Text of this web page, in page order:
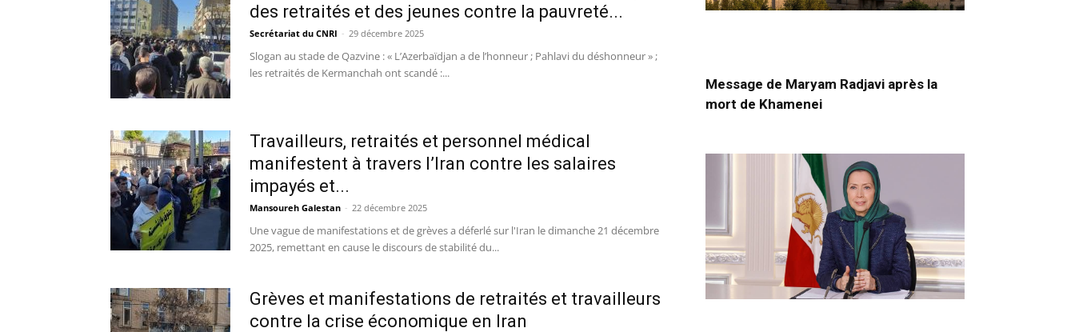
des retraités et des jeunes contre la pauvreté...
Secrétariat du CNRI - 29 décembre 2025
Slogan au stade de Qazvine : « L’Azerbaïdjan a de l’honneur ; Pahlavi du déshonneur » ;
les retraités de Kermanchah ont scandé :...
Travailleurs, retraités et personnel médical
manifestent à travers l’Iran contre les salaires
impayés et...
Mansoureh Galestan - 22 décembre 2025
Une vague de manifestations et de grèves a déferlé sur l'Iran le dimanche 21 décembre
2025, remettant en cause le discours de stabilité du...
Grèves et manifestations de retraités et travailleurs
contre la crise économique en Iran
Message de Maryam Radjavi après la
mort de Khamenei